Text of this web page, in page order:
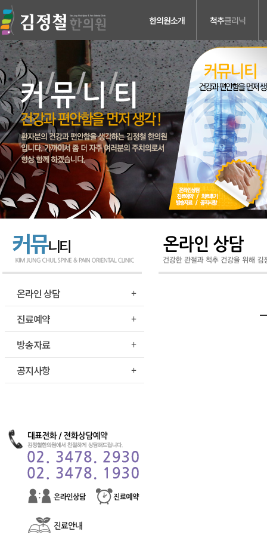
한의원소개 척추클리닉
의료진소개
진료안내
검사장비소개
치료장비소개
병원둘러보기
찾아오시는길
허리디스크
목디스크
척추관 협착증
척추분리증 &
척추전방전위증
척추수술후유증
커뮤니티
온라인 상담
진료예약
방송자료
공지사항